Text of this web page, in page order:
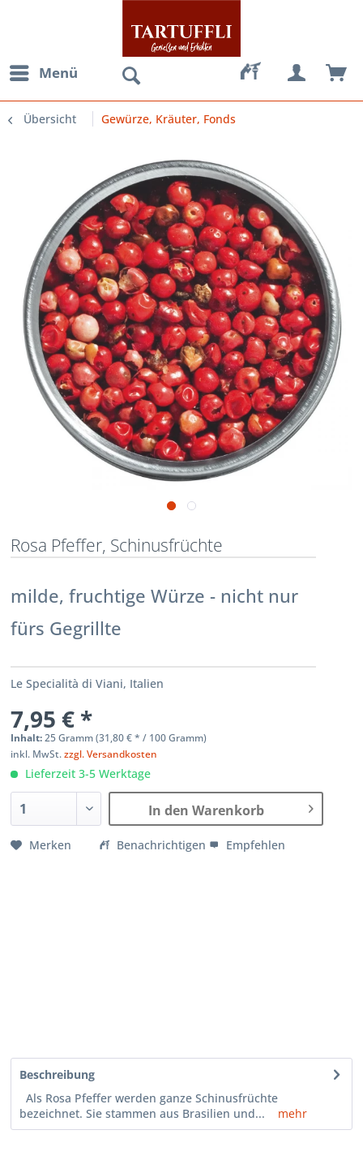
Menü
Übersicht Gewürze, Kräuter, Fonds
Rosa Pfeffer, Schinusfrüchte
milde, fruchtige Würze - nicht nur
fürs Gegrillte
Le Specialità di Viani, Italien
7,95 € *
Inhalt:25 Gramm (31,80 €* / 100 Gramm)
inkl. MwSt.zzgl. Versandkosten
Lieferzeit 3-5 Werktage
In den Warenkorb
Merken Benachrichtigen Empfehlen
Beschreibung
Als Rosa Pfeffer werden ganze Schinusfrüchte
bezeichnet. Sie stammen aus Brasilien und...
mehr